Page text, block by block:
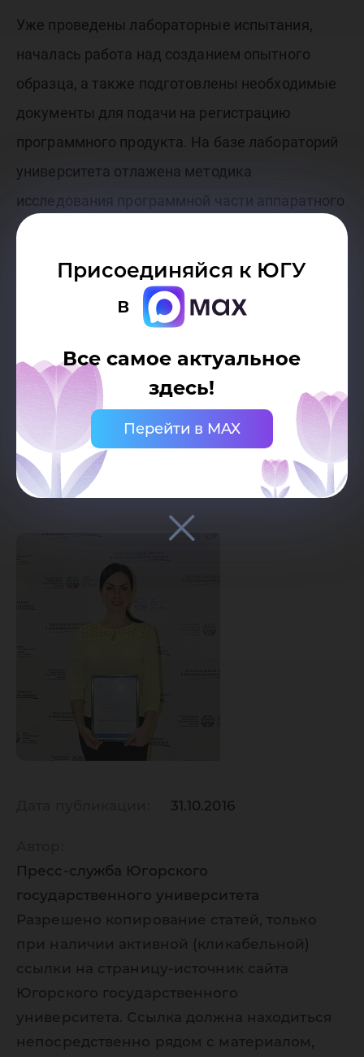
Присоединяйся к ЮГУ
в
Все самое актуальное
здесь!
Перейти в MAX
Уже проведены лабораторные испытания,
началась работа над созданием опытного
образца, а также подготовлены необходимые
документы для подачи на регистрацию
программного продукта. На базе лабораторий
университета отлажена методика
исследования программной части аппаратного
комплекса, а также построен действующий
макет энергопотребления бюджетных
учреждений с учетом внешних факторов.
данного аппаратного комплекса составит
порядка 4 миллионов рублей ежегодно, –
подсчитала Виктория Волкова.
31.10.2016
Пресс-служба Югорского
государственного университета
Разрешено копирование статей, только
при наличии активной (кликабельной)
ссылки на страницу-источник сайта
Югорского государственного
университета. Ссылка должна находиться
непосредственно рядом с материалом,